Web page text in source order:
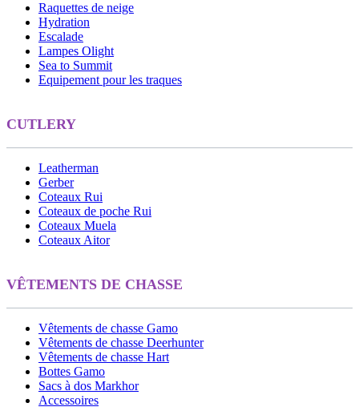
Raquettes de neige
Hydration
Escalade
Lampes Olight
Sea to Summit
Equipement pour les traques
CUTLERY
Leatherman
Gerber
Coteaux Rui
Coteaux de poche Rui
Coteaux Muela
Coteaux Aitor
VÊTEMENTS DE CHASSE
Vêtements de chasse Gamo
Vêtements de chasse Deerhunter
Vêtements de chasse Hart
Bottes Gamo
Sacs à dos Markhor
Accessoires